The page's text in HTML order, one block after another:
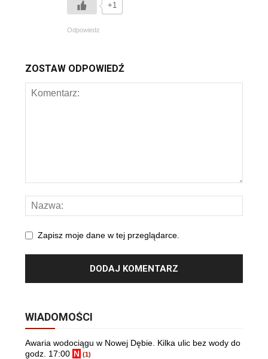
+1
Odpowiedz
ZOSTAW ODPOWIEDŹ
Zapisz moje dane w tej przeglądarce.
WIADOMOŚCI
Awaria wodociągu w Nowej Dębie. Kilka ulic bez wody do
godz. 17:00 N (1)